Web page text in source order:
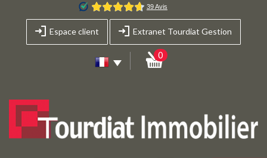
Espace client Extranet Tourdiat Gestion
0